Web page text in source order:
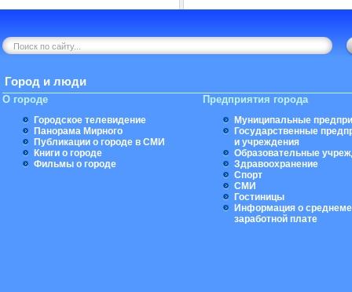
Город и люди
О городе
Городское телевидение
Панорама Мирного
Публикации о городе в СМИ
Книги о городе
Фильмы о городе
Предприятия города
Муниципальные
Государственные
и учреждения
Образовательные
Здравоохранение
Спорт
СМИ
Гостиницы
Информация о
заработной плате